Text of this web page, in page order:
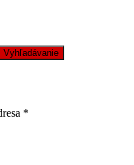
Vyhľadávanie
*